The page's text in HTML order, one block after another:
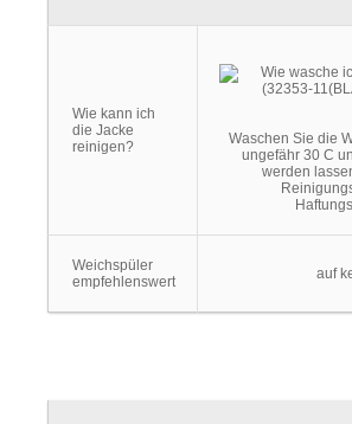
Wie kann ich
die Jacke
reinigen?
Waschen Sie die
ungefähr 30 C
werden
Weichspüler
empfehlenswert
auf